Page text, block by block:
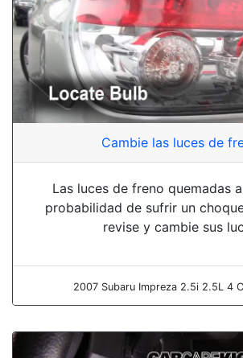
Cambie las luces de
Las luces de freno quemadas
probabilidad de sufrir un
revise y cambie sus
2007 Subaru Impreza 2.5i 2.5L 4